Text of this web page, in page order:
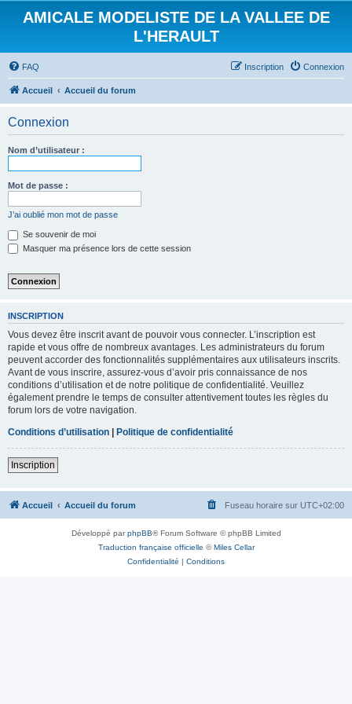
AMICALE MODELISTE DE LA VALLEE DE
L'HERAULT
FAQ Connexion
Inscription
Accueil Accueil du forum
Connexion
Nom d’utilisateur :
Mot de passe :
J’ai oublié mon mot de passe
Se souvenir de moi
Masquer ma présence lors de cette session
INSCRIPTION
Vous devez être inscrit avant de pouvoir vous connecter. L’inscription est
rapide et vous offre de nombreux avantages. Les administrateurs du forum
peuvent accorder des fonctionnalités supplémentaires aux utilisateurs inscrits.
Avant de vous inscrire, assurez-vous d’avoir pris connaissance de nos
conditions d’utilisation et de notre politique de confidentialité. Veuillez
également prendre le temps de consulter attentivement toutes les règles du
forum lors de votre navigation.
Conditions d’utilisation | Politique de confidentialité
Inscription
Accueil Accueil du forum Fuseau horaire sur UTC+02:00
Développé parphpBB® Forum Software © phpBB Limited
Traduction française officielle ©Miles Cellar
Confidentialité | Conditions